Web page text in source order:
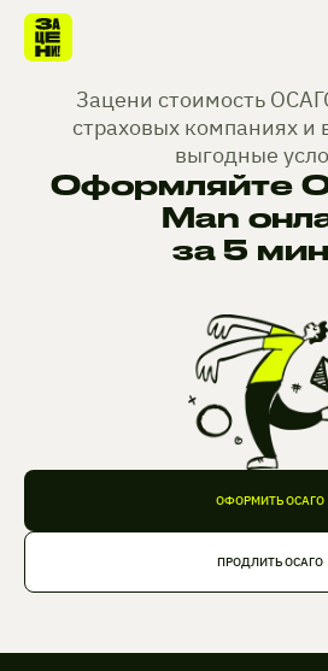
Зацени стоимость
страховых компаниях
выгодные
Оформляйте
Man
за 5
ОФОРМИТЬ ОСАГО
ПРОДЛИТЬ ОСАГО